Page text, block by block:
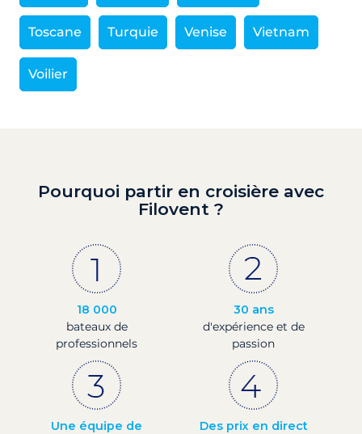
Toscane Turquie Venise Vietnam
Voilier
Pourquoi partir en croisière avec
Filovent ?
18 000
bateaux de
professionnels
30 ans
d'expérience et de
passion
Une équipe de
Des prix en direct